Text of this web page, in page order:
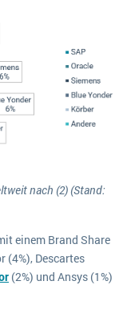
nach (2) (Stand:
einem Brand Share
(4%), Descartes
(2%) und Ansys (1%)